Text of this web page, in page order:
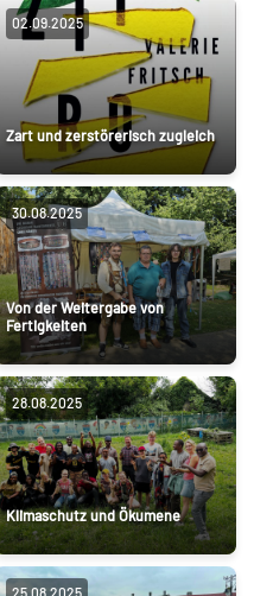
02.09.2025
Zart und zerstörerisch zugleich
30.08.2025
Von der Weitergabe von
Fertigkeiten
28.08.2025
Klimaschutz und Ökumene